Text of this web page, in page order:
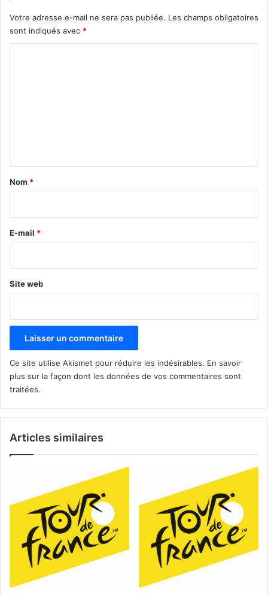
Votre adresse e-mail ne sera pas publiée. Les champs obligatoires
sont indiqués avec *
a
e
Nom *
E-mail *
Site web
Ce site utilise Akismet pour réduire les indésirables. En savoir
plus sur la façon dont les données de vos commentaires sont
traitées.
Articles similaires